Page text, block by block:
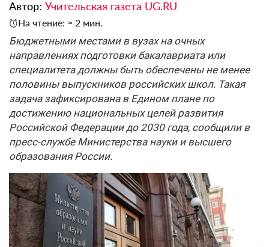
Автор: Учительская газета UG.RU
На чтение: ≈ 2 мин.
Бюджетными местами в вузах на очных
направлениях подготовки бакалавриата или
специалитета должны быть обеспечены не менее
половины выпускников российских школ. Такая
задача зафиксирована в Едином плане по
достижению национальных целей развития
Российской Федерации до 2030 года, сообщили в
пресс-службе Министерства науки и высшего
образования России.